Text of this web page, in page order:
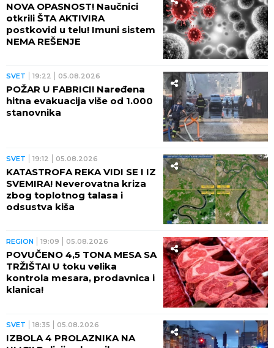
NOVA OPASNOST! Naučnici
otkrili ŠTA AKTIVIRA
postkovid u telu! Imuni sistem
NEMA REŠENJE
SVET 19:22 05.08.2026
POŽAR U FABRICI! Naređena
hitna evakuacija više od 1.000
stanovnika
SVET 19:12 05.08.2026
KATASTROFA REKA VIDI SE I IZ
SVEMIRA! Neverovatna kriza
zbog toplotnog talasa i
odsustva kiša
REGION 19:09 05.08.2026
POVUČENO 4,5 TONA MESA SA
TRŽIŠTA! U toku velika
kontrola mesara, prodavnica i
klanica!
SVET 18:35 05.08.2026
IZBOLA 4 PROLAZNIKA NA